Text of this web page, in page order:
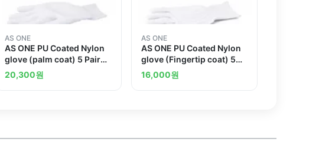
AS ONE
AS ONE PU Coated Nylon
glove (palm coat) 5 Pairs
Pack Land others
20,300원
AS ONE
AS ONE PU Coated Nylon
glove (Fingertip coat) 5
Pairs Pack Land others
16,000원